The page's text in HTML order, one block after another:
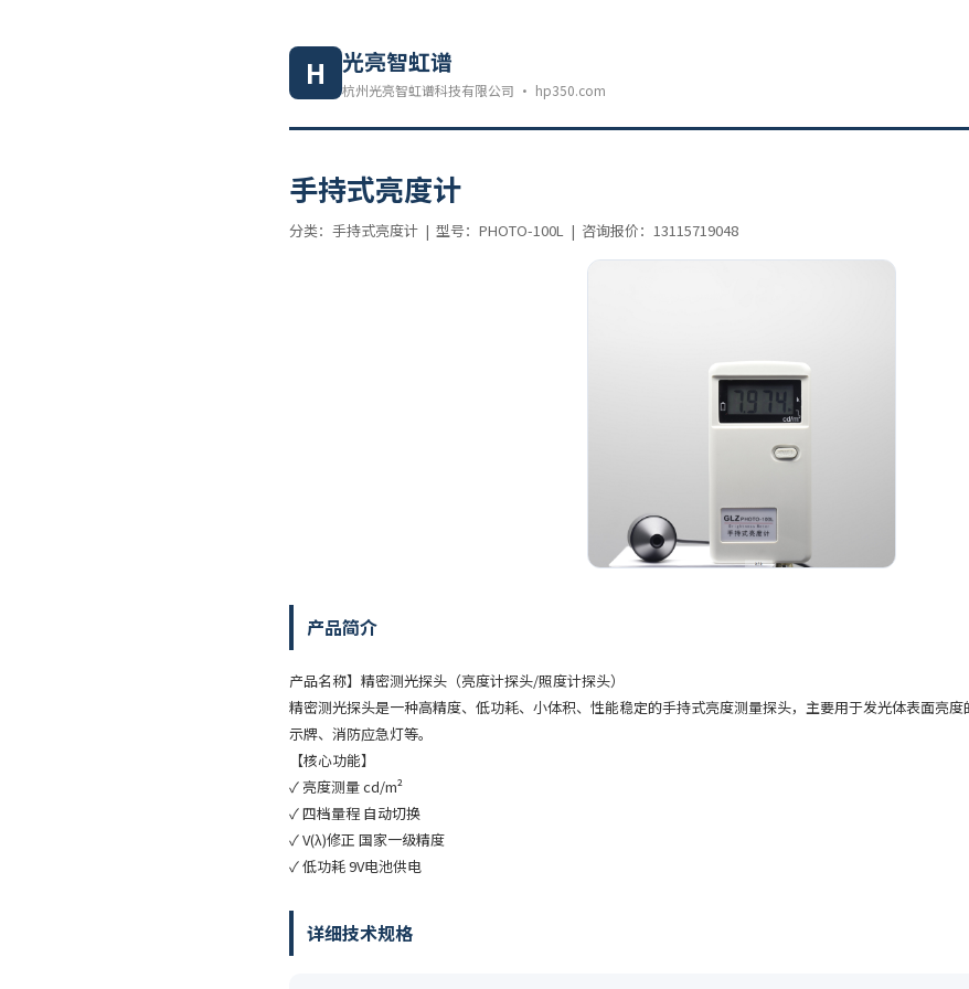
H 光亮智虹谱
杭州光亮智虹谱科技有限公司 · hp350.com
手持式亮度计
分类：手持式亮度计 | 型号：PHOTO-100L | 咨询报价：13115719048
产品简介
产品名称】精密测光探头（亮度计探头/照度计探头）
精密测光探头是一种高精度、低功耗、小体积、性能稳定的手持式亮度测量探头，主要用于发光体表面亮
示牌、消防应急灯等。
【核心功能】
✓ 亮度测量 cd/m²
✓ 四档量程 自动切换
✓ V(λ)修正 国家一级精度
✓ 低功耗 9V电池供电
详细技术规格